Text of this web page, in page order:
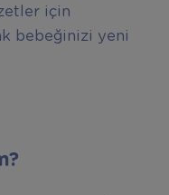
için
bebeğinizi yeni